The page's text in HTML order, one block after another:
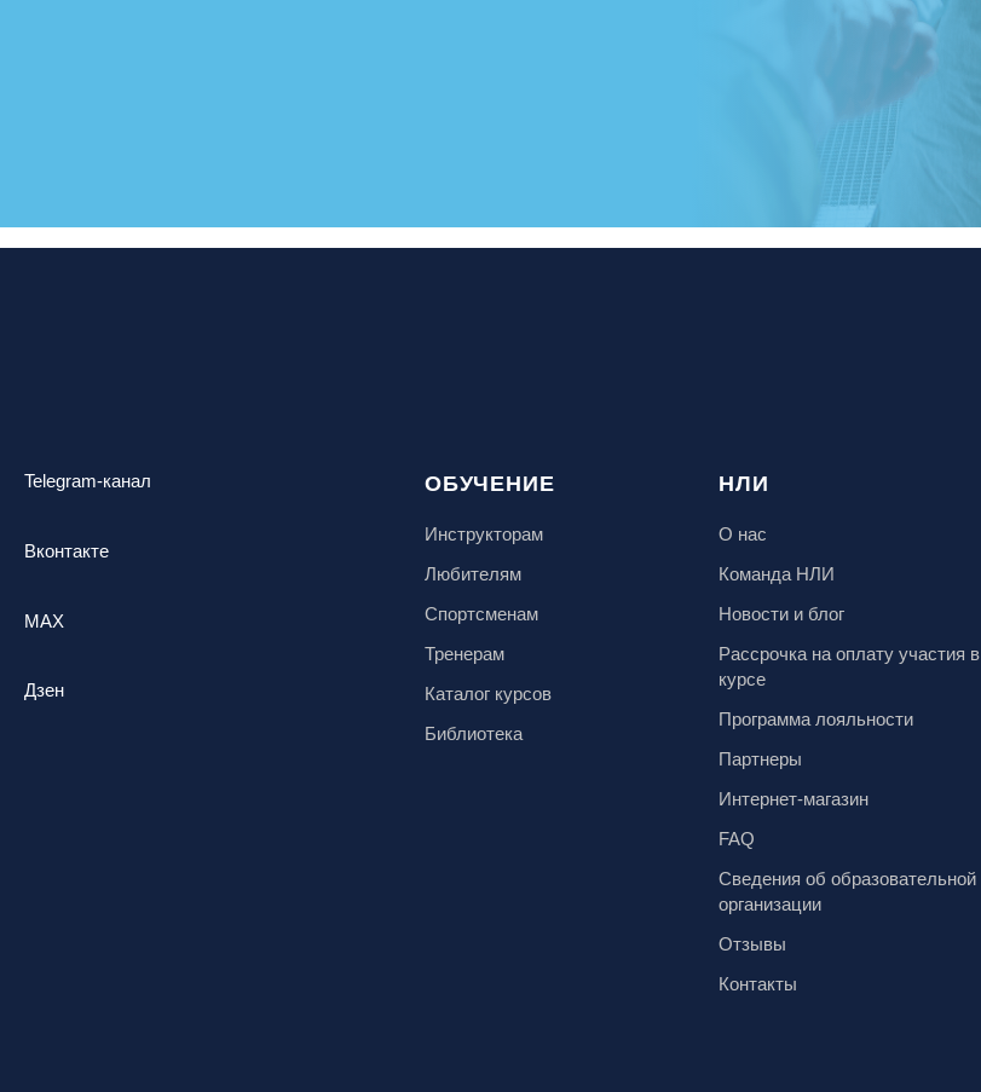
Telegram-канал
Вконтакте
MAX
Дзен
ОБУЧЕНИЕ
Инструкторам
Любителям
Спортсменам
Тренерам
Каталог курсов
Библиотека
НЛИ
О нас
Команда НЛИ
Новости и блог
Рассрочка на оплату участия в
курсе
Программа лояльности
Партнеры
Интернет-магазин
FAQ
Сведения об образовательной
организации
Отзывы
Контакты